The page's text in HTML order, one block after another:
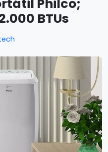
Philco;
BTUs